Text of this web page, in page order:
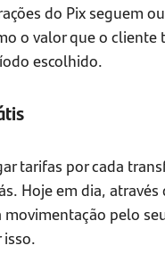
do Pix seguem
o valor que o cliente
escolhido.
tarifas por cada
Hoje em dia, através
movimentação pelo
isso.